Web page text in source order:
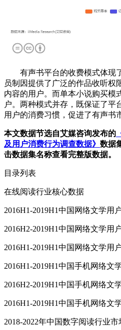
有声书平台的收费模式体现
员制因提供了广泛的作品收听权
内容的用户。而单本小说购买模
户。两种模式并存，既保证了平
用户的消费习惯，促进了有声书
本文数据节选自艾媒咨询发布的
及用户消费行为调查数据》 数据
击数据集名称查看完整版数据。
目录列表
在线阅读行业核心数据
2016H1-2019H1中国网络文学用
2016H2-2019H1中国网络文学用
2016H1-2019H1中国网络文学用
2016H1-2019H1中国手机网络文
2016H2-2019H1中国手机网络文
2016H1-2019H1中国手机网络文
2018-2022年中国数字阅读行业